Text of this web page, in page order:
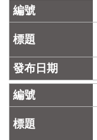
統
化
文
化
資
產
臺